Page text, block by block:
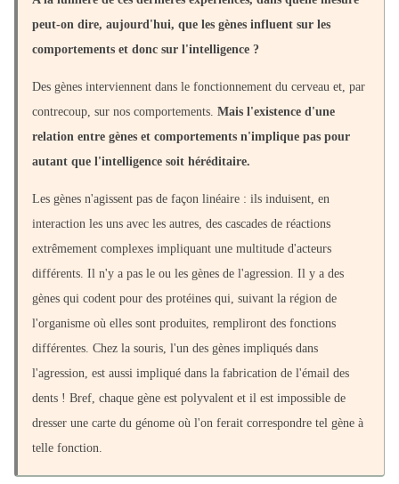
peut-on dire, aujourd'hui, que les gènes influent sur les
comportements et donc sur l'intelligence ?
Des gènes interviennent dans le fonctionnement du cerveau et, par
contrecoup, sur nos comportements. Mais l'existence d'une
relation entre gènes et comportements n'implique pas pour
autant que l'intelligence soit héréditaire.
Les gènes n'agissent pas de façon linéaire : ils induisent, en
interaction les uns avec les autres, des cascades de réactions
extrêmement complexes impliquant une multitude d'acteurs
différents. Il n'y a pas le ou les gènes de l'agression. Il y a des
gènes qui codent pour des protéines qui, suivant la région de
l'organisme où elles sont produites, rempliront des fonctions
différentes. Chez la souris, l'un des gènes impliqués dans
l'agression, est aussi impliqué dans la fabrication de l'émail des
dents ! Bref, chaque gène est polyvalent et il est impossible de
dresser une carte du génome où l'on ferait correspondre tel gène à
telle fonction.